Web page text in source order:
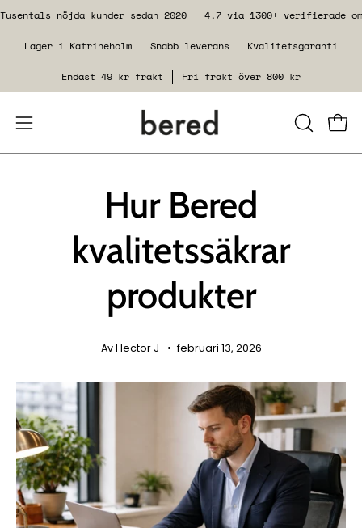
Hoppa
innehåll
Tusentals nöjda kunder sedan 2020 4,7 via 1300+ verifierade
Lager i Katrineholm Snabb leverans Kvalitetsgaranti
Endast 49 kr frakt Fri frakt över 800 kr
Öppna
navigeringsmenyn
STÄNGSe
Hur Bered
kvalitetssäkrar
produkter
Av Hector J februari 13, 2026